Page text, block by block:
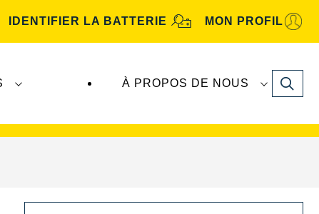
IDENTIFIER LA BATTERIE MON PROFIL
À PROPOS DE NOUS Search